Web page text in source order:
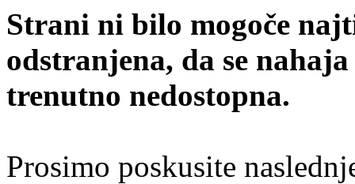
Strani ni bilo mogoče
odstranjena, da se
trenutno nedostopna.
Prosimo poskusite